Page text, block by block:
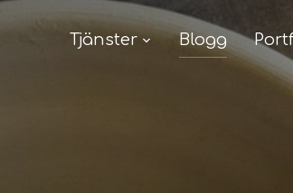
Tjänster Blogg